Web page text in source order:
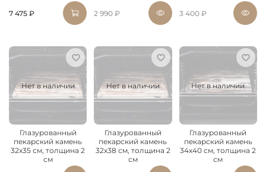
7 475 ₽ 2 990 ₽ 3 400 ₽
Нет в наличии
Глазурованный
пекарский камень
32х35 см, толщина 2
см
Нет в наличии
Глазурованный
пекарский камень
32х38 см, толщина 2
см
Нет в наличии
Глазурованный
пекарский камень
34х40 см, толщина 2
см